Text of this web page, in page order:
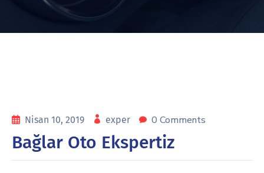
Nisan 10, 2019 exper 0 Comments
Bağlar Oto Ekspertiz